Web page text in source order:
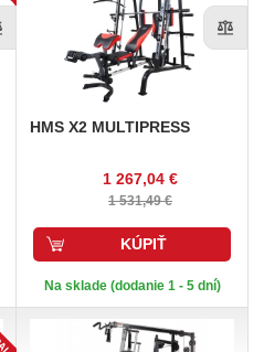
HMS X2 MULTIPRESS
1 267,04 €
1 531,49 €
KÚPIŤ
Na sklade (dodanie 1 - 5 dní)